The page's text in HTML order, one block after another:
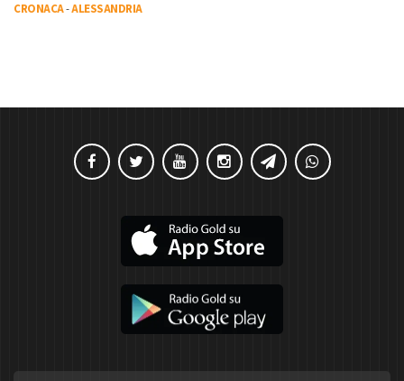
CRONACA-ALESSANDRIA